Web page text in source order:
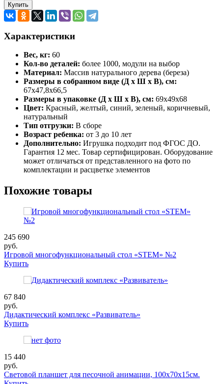
Купить
Характеристики
Вес, кг: 60
Кол-во деталей: более 1000, модули на выбор
Материал: Массив натурального дерева (береза)
Размеры в собранном виде (Д х Ш х В), см:
67х47,8х66,5
Размеры в упаковке (Д х Ш х В), см: 69х49х68
Цвет: Красный, желтый, синий, зеленый, коричневый,
натуральный
Тип отгрузки: В сборе
Возраст ребенка: от 3 до 10 лет
Дополнительно: Игрушка подходит под ФГОС ДО.
Гарантия 12 мес. Товар сертифицирован. Оборудование
может отличаться от представленного на фото по
комплектации и расцветке элементов
Похожие товары
245 690
руб.
Игровой многофункциональный стол «STEM» №2
Купить
67 840
руб.
Дидактический комплекс «Развиватель»
Купить
15 440
руб.
Световой планшет для песочной анимации, 100х70х15см.